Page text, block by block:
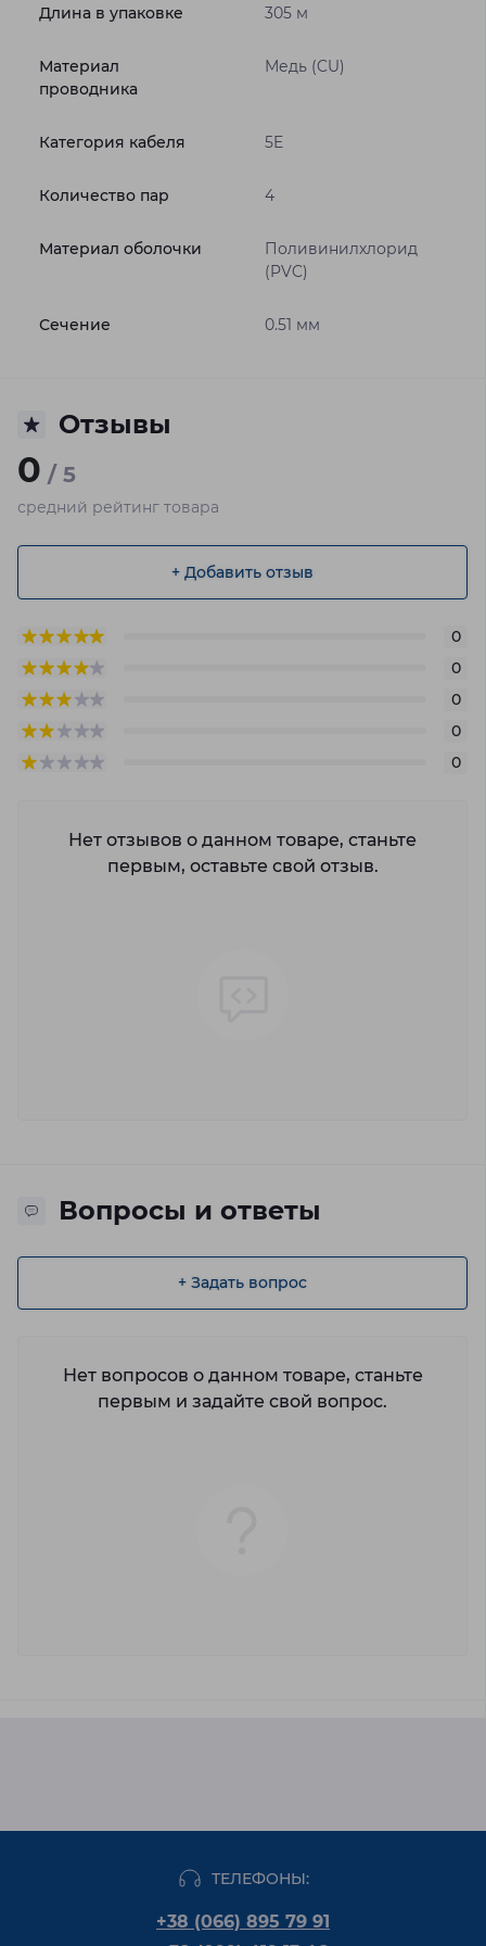
Длина в упаковке 305 м
Материал
проводника
Медь (CU)
Категория кабеля 5E
Количество пар 4
Материал оболочки
Поливинилхлорид
(PVC)
Сечение 0.51 мм
Отзывы
0 / 5
средний рейтинг товара
+ Добавить отзыв
0
0
0
0
0
Нет отзывов о данном товаре, станьте
первым, оставьте свой отзыв.
Вопросы и ответы
+ Задать вопрос
Нет вопросов о данном товаре, станьте
первым и задайте свой вопрос.
ТЕЛЕФОНЫ:
+38 (066) 895 79 91